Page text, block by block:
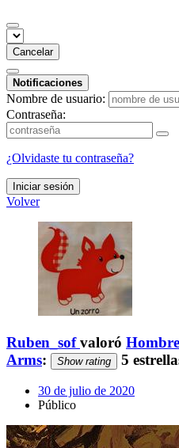
Cancelar
Notificaciones
Nombre de usuario:
Contraseña:
¿Olvidaste tu contraseña?
Iniciar sesión
Volver
Ruben_sof valoró
Arms: Show rating 5
30 de julio de 2020
Público